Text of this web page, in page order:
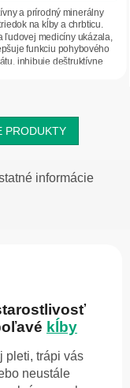
a prírodný minerálny
na kĺby a chrbticu.
ľudovej medicíny ukázala,
funkciu pohybového
inhibuje deštruktívne
PRODUKTY
informácie
kĺby
pleti, trápi vás
neustále